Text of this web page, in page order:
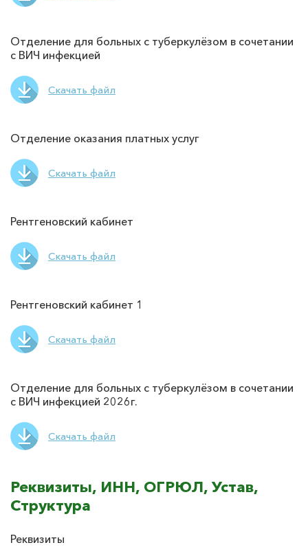
Отделение для больных с туберкулёзом в сочетании
с ВИЧ инфекцией
Скачать файл
Отделение оказания платных услуг
Скачать файл
Рентгеновский кабинет
Скачать файл
Рентгеновский кабинет 1
Скачать файл
Отделение для больных с туберкулёзом в сочетании
с ВИЧ инфекцией 2026г.
Скачать файл
Реквизиты, ИНН, ОГРЮЛ, Устав,
Структура
Реквизиты